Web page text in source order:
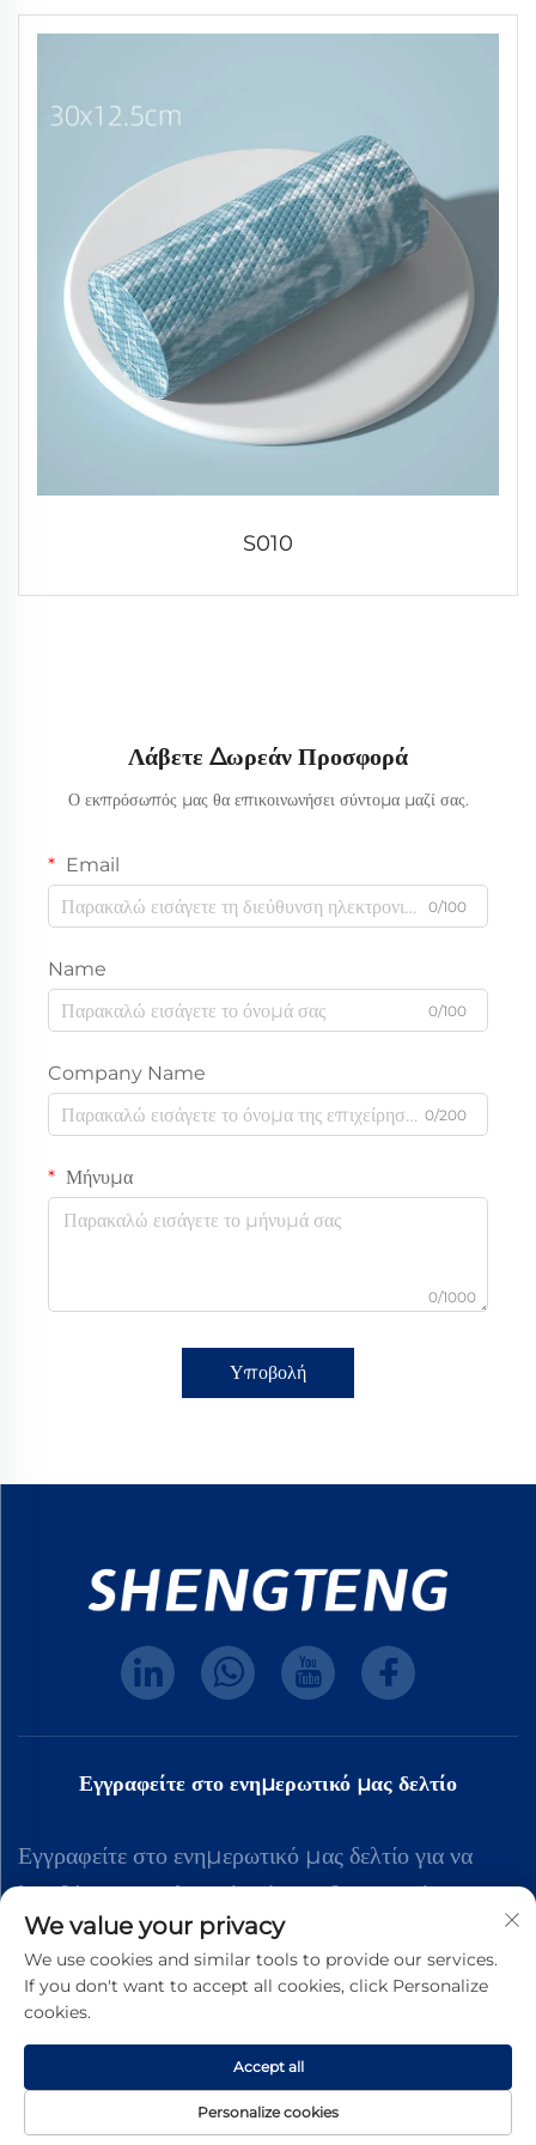
S010
Λάβετε Δωρεάν Προσφορά
Ο εκπρόσωπός μας θα επικοινωνήσει σύντομα μαζί σας.
Email
0/100
Name
0/100
Company Name
0/200
Μήνυμα
0/1000
Υποβολή
Εγγραφείτε στο ενημερωτικό μας δελτίο
Εγγραφείτε στο ενημερωτικό μας δελτίο για να
λαμβάνετε τα τελευταία νέα της βιομηχανίας,
ενημερώσεις και πληροφορίες από την ομάδα μας.
Δικαιώματα πνευματικής ιδιοκτησίας © 2025 Dongguan Shengteng Plastic
Hardware Products Co., Ltd. Πάντα διατηρούνται.
We value your privacy
We use cookies and similar tools to provide our services.
If you don't want to accept all cookies, click Personalize
cookies.
Personalize cookies
Accept all